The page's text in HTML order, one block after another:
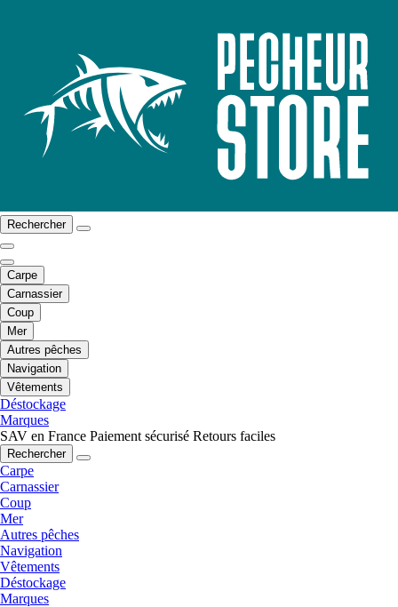
Rechercher
Carpe
Carnassier
Coup
Mer
Autres pêches
Navigation
Vêtements
Déstockage
Marques
SAV en France Paiement sécurisé Retours faciles
Rechercher
Carpe
Carnassier
Coup
Mer
Autres pêches
Navigation
Vêtements
Déstockage
Marques